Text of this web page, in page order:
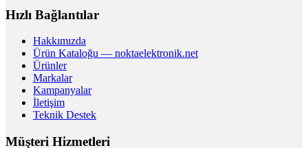
Hızlı Bağlantılar
Hakkımızda
Ürün Kataloğu — noktaelektronik.net
Ürünler
Markalar
Kampanyalar
İletişim
Teknik Destek
Müşteri Hizmetleri